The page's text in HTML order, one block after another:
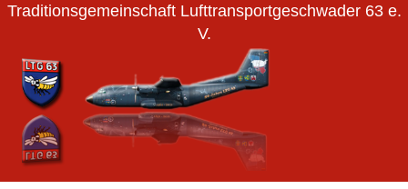
Traditionsgemeinschaft Lufttransportgeschwader 63 e.
V.